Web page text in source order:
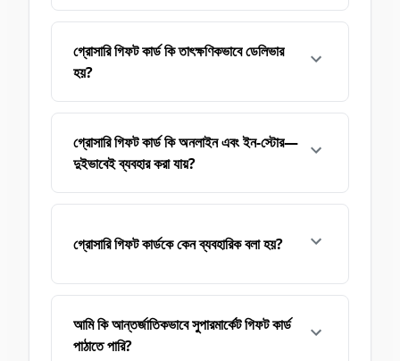
গ্রোসারি গিফট কার্ড কি তাৎক্ষণিকভাবে ডেলিভার
হয়?
গ্রোসারি গিফট কার্ড কি অনলাইন এবং ইন-স্টোর—
দুইভাবেই ব্যবহার করা যায়?
গ্রোসারি গিফট কার্ডকে কেন ব্যবহারিক বলা হয়?
আমি কি আন্তর্জাতিকভাবে সুপারমার্কেট গিফট কার্ড
পাঠাতে পারি?